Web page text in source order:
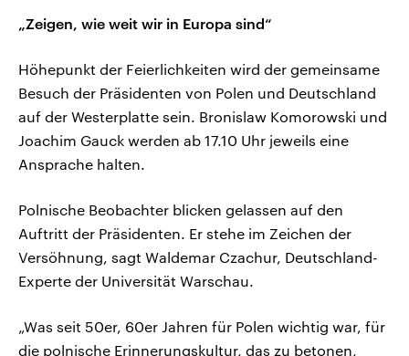
„Zeigen, wie weit wir in Europa sind“
Höhepunkt der Feierlichkeiten wird der gemeinsame
Besuch der Präsidenten von Polen und Deutschland
auf der Westerplatte sein. Bronislaw Komorowski und
Joachim Gauck werden ab 17.10 Uhr jeweils eine
Ansprache halten.
Polnische Beobachter blicken gelassen auf den
Auftritt der Präsidenten. Er stehe im Zeichen der
Versöhnung, sagt Waldemar Czachur, Deutschland-
Experte der Universität Warschau.
„Was seit 50er, 60er Jahren für Polen wichtig war, für
die polnische Erinnerungskultur, das zu betonen,